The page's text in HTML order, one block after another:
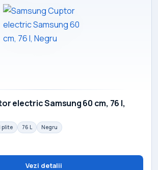
electric Samsung 60 cm, 76 l,
plite 76 L Negru
Vezi detalii